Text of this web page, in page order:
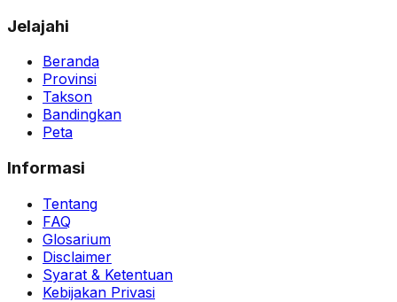
Jelajahi
Beranda
Provinsi
Takson
Bandingkan
Peta
Informasi
Tentang
FAQ
Glosarium
Disclaimer
Syarat & Ketentuan
Kebijakan Privasi